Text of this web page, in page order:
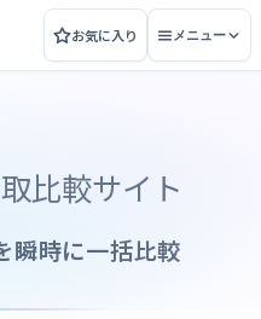
お気に入り メニュー
比較サイト
瞬時に一括比較